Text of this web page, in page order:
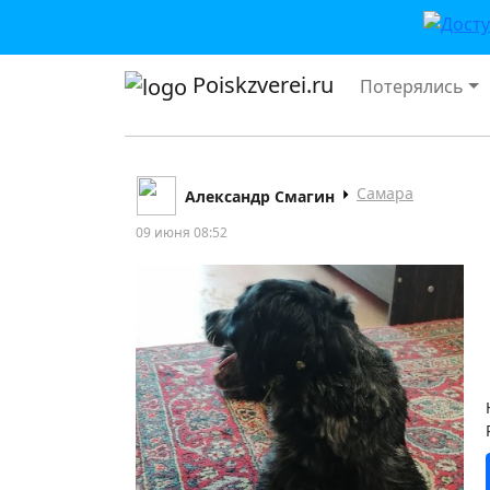
Poiskzverei.ru Потерялись
Александр Смагин Самара
09 июня 08:52